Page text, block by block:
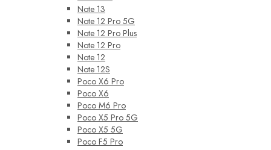
Note 13
Note 12 Pro 5G
Note 12 Pro Plus
Note 12 Pro
Note 12
Note 12S
Poco X6 Pro
Poco X6
Poco M6 Pro
Poco X5 Pro 5G
Poco X5 5G
Poco F5 Pro